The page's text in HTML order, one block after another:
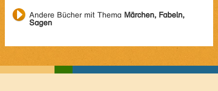
Andere Bücher mit Thema Märchen, Fabeln,
Sagen